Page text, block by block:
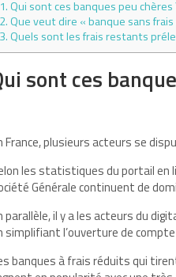
1.Qui sont ces banques peu chères
2.Que veut dire « banque sans frais
3.Quels sont les frais restants
sont ces
France, plusieurs acteurs se
les statistiques du portail en
Générale continuent de
parallèle, il y a les acteurs du
simplifiant l’ouverture de
banques à frais réduits qui